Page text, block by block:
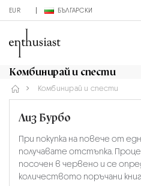
EUR БЪЛГАРСКИ
Комбинирай и спести
Комбинирай и спести
Лиз Бурбо
При покупка на повече от
получавате отстъпка.
посочен в червено и се
количеството поръчани